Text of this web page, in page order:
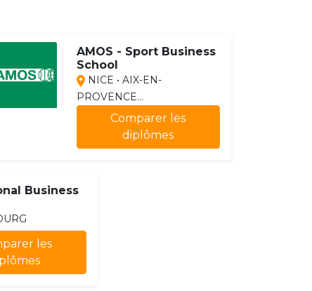
AMOS - Sport Business
School
NICE • AIX-EN-
PROVENCE...
Comparer les
diplômes
Business
les